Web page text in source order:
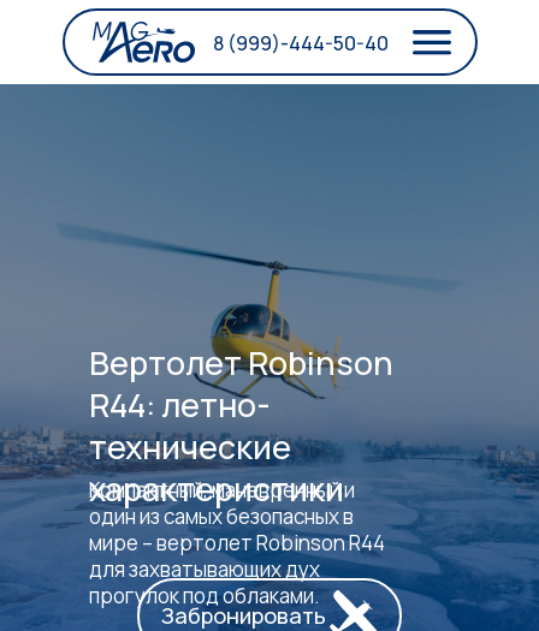
8 (999)-444-50-40
Вертолет Robinson
R44: летно-
технические
характеристики
Компактный, маневренный и
один из самых безопасных в
мире – вертолет Robinson R44
для захватывающих дух
прогулок под облаками.
Забронировать